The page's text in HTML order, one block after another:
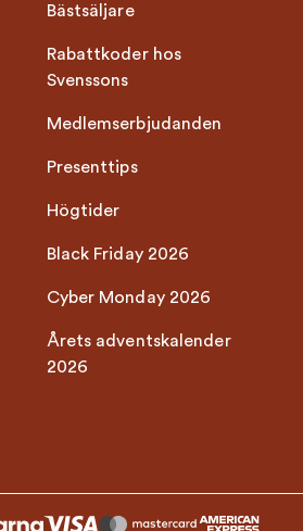
Bästsäljare
Rabattkoder hos
Svenssons
Medlemserbjudanden
Presenttips
Högtider
Black Friday 2026
Cyber Monday 2026
Årets adventskalender
2026